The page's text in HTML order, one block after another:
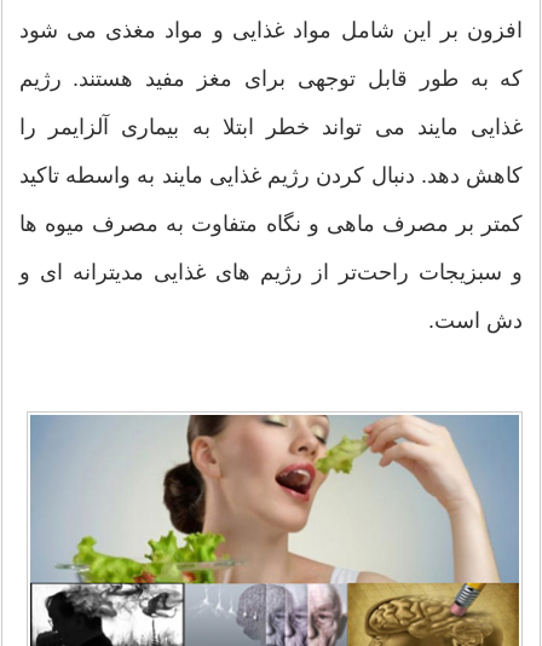
افزون بر این شامل مواد غذایی و مواد مغذی می شود
که به طور قابل توجهی برای مغز مفید هستند. رژیم
غذایی مایند می تواند خطر ابتلا به بیماری آلزایمر را
کاهش دهد. دنبال کردن رژیم غذایی مایند به واسطه تاکید
کمتر بر مصرف ماهی و نگاه متفاوت به مصرف میوه ها
و سبزیجات راحت‌تر از رژیم های غذایی مدیترانه ای و
دش است.